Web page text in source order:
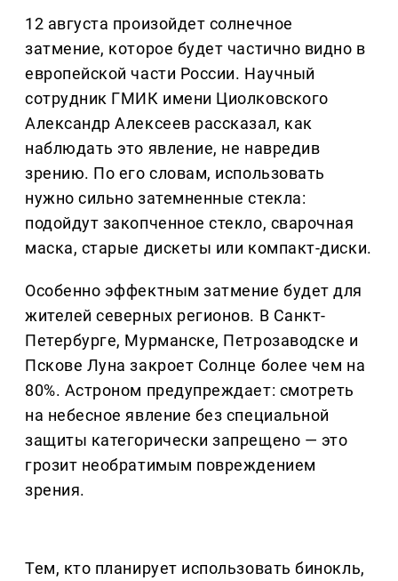
12 августа произойдет солнечное
затмение, которое будет частично видно в
европейской части России. Научный
сотрудник ГМИК имени Циолковского
Александр Алексеев рассказал, как
наблюдать это явление, не навредив
зрению. По его словам, использовать
нужно сильно затемненные стекла:
подойдут закопченное стекло, сварочная
маска, старые дискеты или компакт-диски.
Особенно эффектным затмение будет для
жителей северных регионов. В Санкт-
Петербурге, Мурманске, Петрозаводске и
Пскове Луна закроет Солнце более чем на
80%. Астроном предупреждает: смотреть
на небесное явление без специальной
защиты категорически запрещено — это
грозит необратимым повреждением
зрения.
Тем, кто планирует использовать бинокль,